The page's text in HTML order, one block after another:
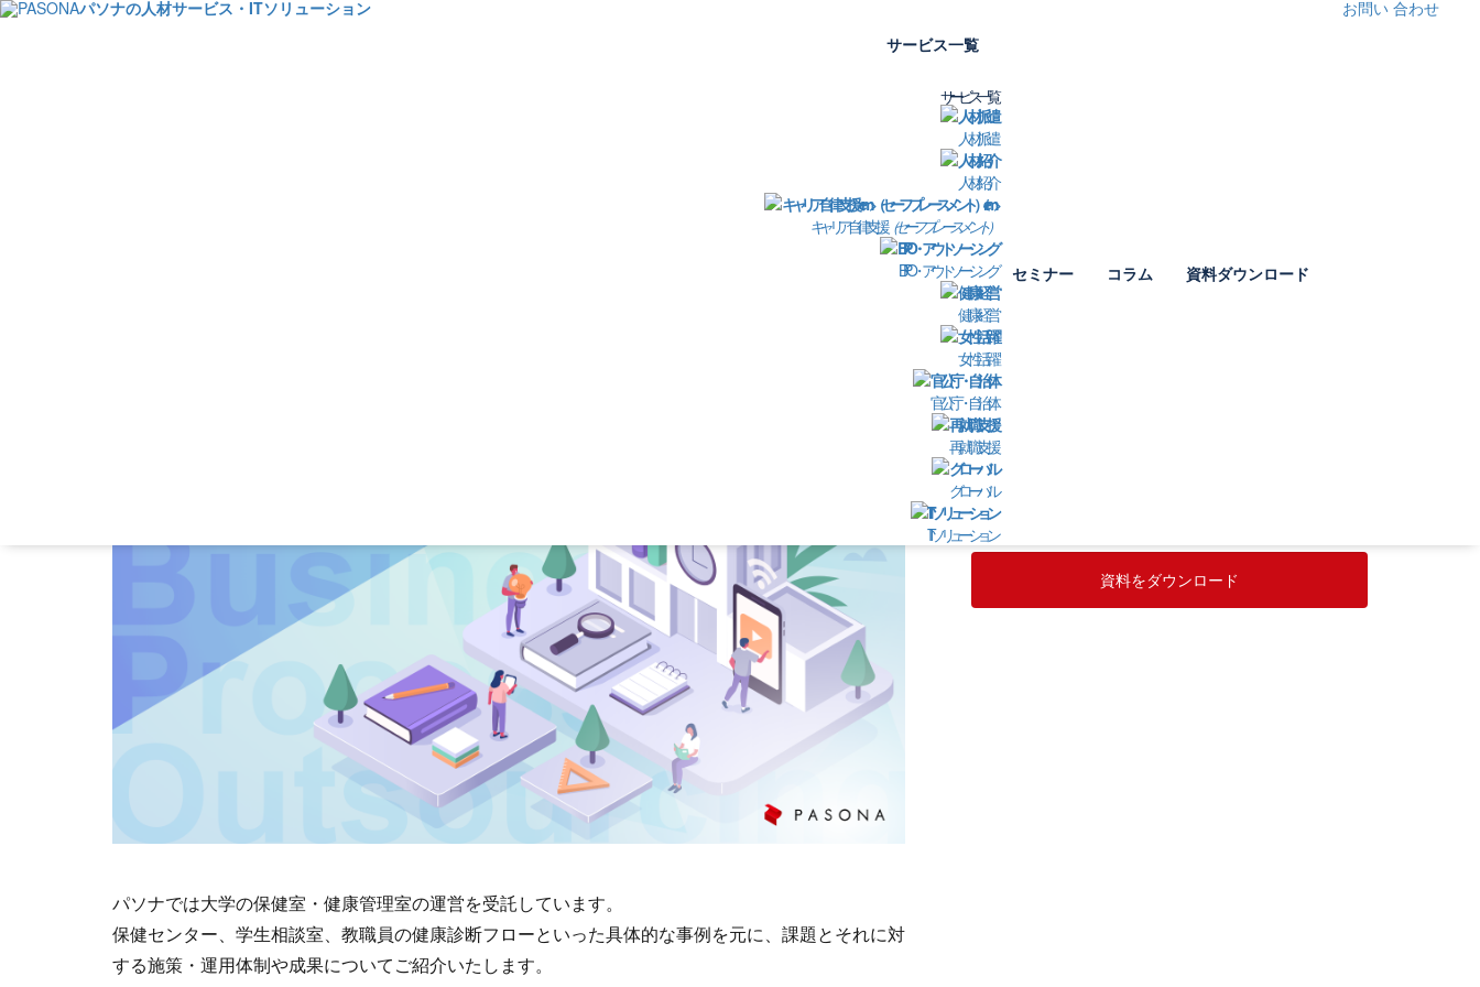
パソナの人材サービス・ITソリューション
サービス一覧
サービス一覧
人材派遣
人材紹介
キャリア自律支援（セーフプレースメント）
BPO・アウトソーシング
健康経営
女性活躍
官公庁・自治体
再就職支援
グローバル
ITソリューション
セミナー コラム 資料ダウンロード
お問い 合わせ
パソナでは大学の保健室・健康管理室の運営を受託しています。
保健センター、学生相談室、教職員の健康診断フローといった具体的な事例を元に、課題とそれに対
する施策・運用体制や成果についてご紹介いたします。
企業名
お名前
Eｰmail
電話番号
個人情報取り扱い同意
必ず、「
ご登録ください。
※恐れ入りますが、フリーメールやキャリアメール、
同業他社様からの資料請求はご遠慮いただいております。